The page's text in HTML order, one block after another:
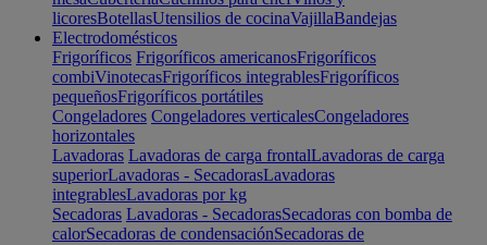
licoresBotellasUtensilios de cocinaVajillaBandejas
Electrodomésticos
Frigoríficos Frigoríficos americanosFrigoríficos
combiVinotecasFrigoríficos integrablesFrigoríficos
pequeñosFrigoríficos portátiles
Congeladores Congeladores verticalesCongeladores
horizontales
Lavadoras Lavadoras de carga frontalLavadoras de carga
superiorLavadoras - SecadorasLavadoras
integrablesLavadoras por kg
Secadoras Lavadoras - SecadorasSecadoras con bomba de
calorSecadoras de condensaciónSecadoras de